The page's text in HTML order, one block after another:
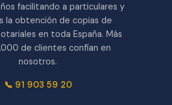
facilitando a particulares y
la obtención de copias de
en toda España. Más
de clientes confían en
nosotros.
📞 91 903 59 20